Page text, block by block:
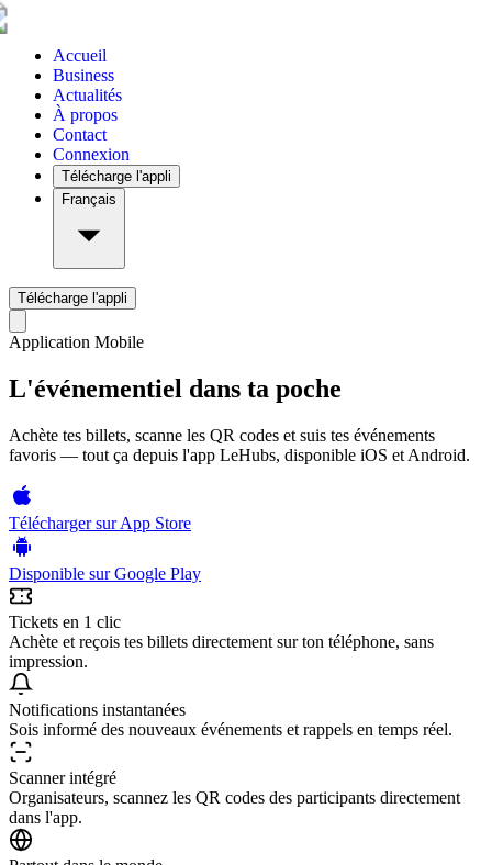
Accueil
Business
Actualités
À propos
Contact
Connexion
Télécharge l'appli
Français
Télécharge l'appli
Application Mobile
L'événementiel dans ta poche
Achète tes billets, scanne les QR codes et suis tes événements
favoris — tout ça depuis l'app LeHubs, disponible iOS et Android.
Télécharger surApp Store
Disponible surGoogle Play
Tickets en 1 clic
Achète et reçois tes billets directement sur ton téléphone, sans
impression.
Notifications instantanées
Sois informé des nouveaux événements et rappels en temps réel.
Scanner intégré
Organisateurs, scannez les QR codes des participants directement
dans l'app.